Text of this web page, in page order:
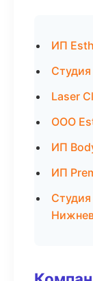
ИП
Laser
ООО
ИП
ИП